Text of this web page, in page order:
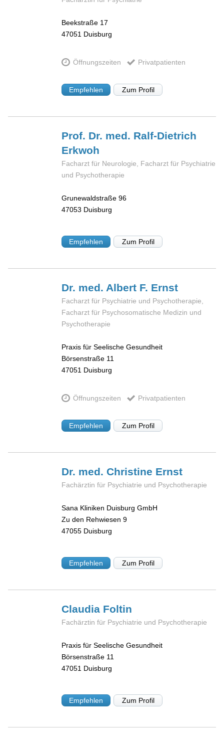
Beekstraße 17
47051 Duisburg
Öffnungszeiten Privatpatienten
Empfehlen Zum Profil
Prof. Dr. med. Ralf-Dietrich
Erkwoh
Facharzt für Neurologie, Facharzt für Psychiatrie
und Psychotherapie
Grunewaldstraße 96
47053 Duisburg
Empfehlen Zum Profil
Dr. med. Albert F. Ernst
Facharzt für Psychiatrie und Psychotherapie,
Facharzt für Psychosomatische Medizin und
Psychotherapie
Praxis für Seelische Gesundheit
Börsenstraße 11
47051 Duisburg
Öffnungszeiten Privatpatienten
Empfehlen Zum Profil
Dr. med. Christine Ernst
Fachärztin für Psychiatrie und Psychotherapie
Sana Kliniken Duisburg GmbH
Zu den Rehwiesen 9
47055 Duisburg
Empfehlen Zum Profil
Claudia Foltin
Fachärztin für Psychiatrie und Psychotherapie
Praxis für Seelische Gesundheit
Börsenstraße 11
47051 Duisburg
Empfehlen Zum Profil